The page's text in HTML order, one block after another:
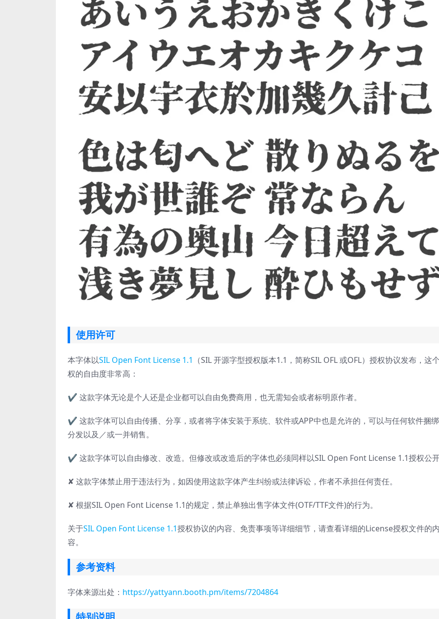
使用许可
本字体以SIL Open Font License 1.1 （SIL 开源字型授权版本1.1，简称SIL OFL 或OFL）授权协议发布，这
权的自由度非常高：
✔ 这款字体无论是个人还是企业都可以自由免费商用，也无需知会或者标明原作者。
✔ 这款字体可以自由传播、分享，或者将字体安装于系统、软件或APP中也是允许的，可以与任何软件捆
分发以及／或一并销售。
✔ 这款字体可以自由修改、改造。但修改或改造后的字体也必须同样以SIL Open Font License 1.1授权公
✘ 这款字体禁止用于违法行为，如因使用这款字体产生纠纷或法律诉讼，作者不承担任何责任。
✘ 根据SIL Open Font License 1.1的规定，禁止单独出售字体文件(OTF/TTF文件)的行为。
关于SIL Open Font License 1.1授权协议的内容、免责事项等详细细节，请查看详细的License授权文件的
容。
参考资料
字体来源出处： https://yattyann.booth.pm/items/7204864